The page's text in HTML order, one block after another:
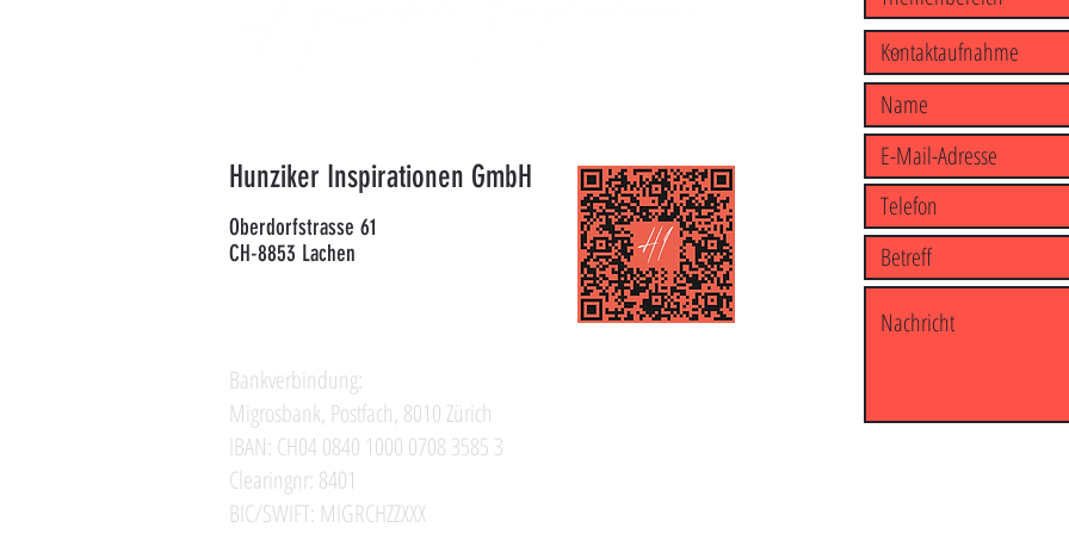
Hunziker Inspirationen GmbH
Oberdorfstrasse 61
CH-8853 Lachen
Bankverbindung:
Migrosbank, Postfach, 8010 Zürich
IBAN: CH04 0840 1000 0708 3585 3
Clearingnr: 8401
BIC/SWIFT: MIGRCHZZXXX